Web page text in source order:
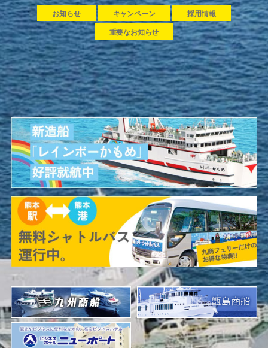
お知らせ キャンペーン 採用情報
重要なお知らせ